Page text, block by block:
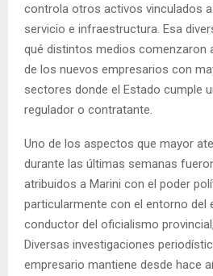
controla otros activos vinculados
servicio e infraestructura. Esa
qué distintos medios comenzaron
de los nuevos empresarios con
sectores donde el Estado cumple
regulador o contratante.
Uno de los aspectos que mayor
durante las últimas semanas
atribuidos a Marini con el poder
particularmente con el entorno del
conductor del oficialismo
Diversas investigaciones
empresario mantiene desde hace